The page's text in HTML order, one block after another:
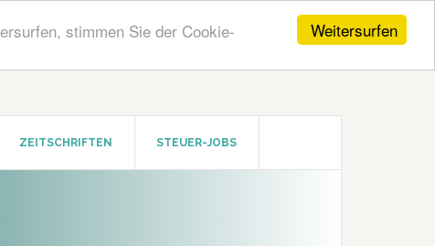
Weitersurfen
stimmen Sie der Cookie-
ZEITSCHRIFTEN STEUER-JOBS